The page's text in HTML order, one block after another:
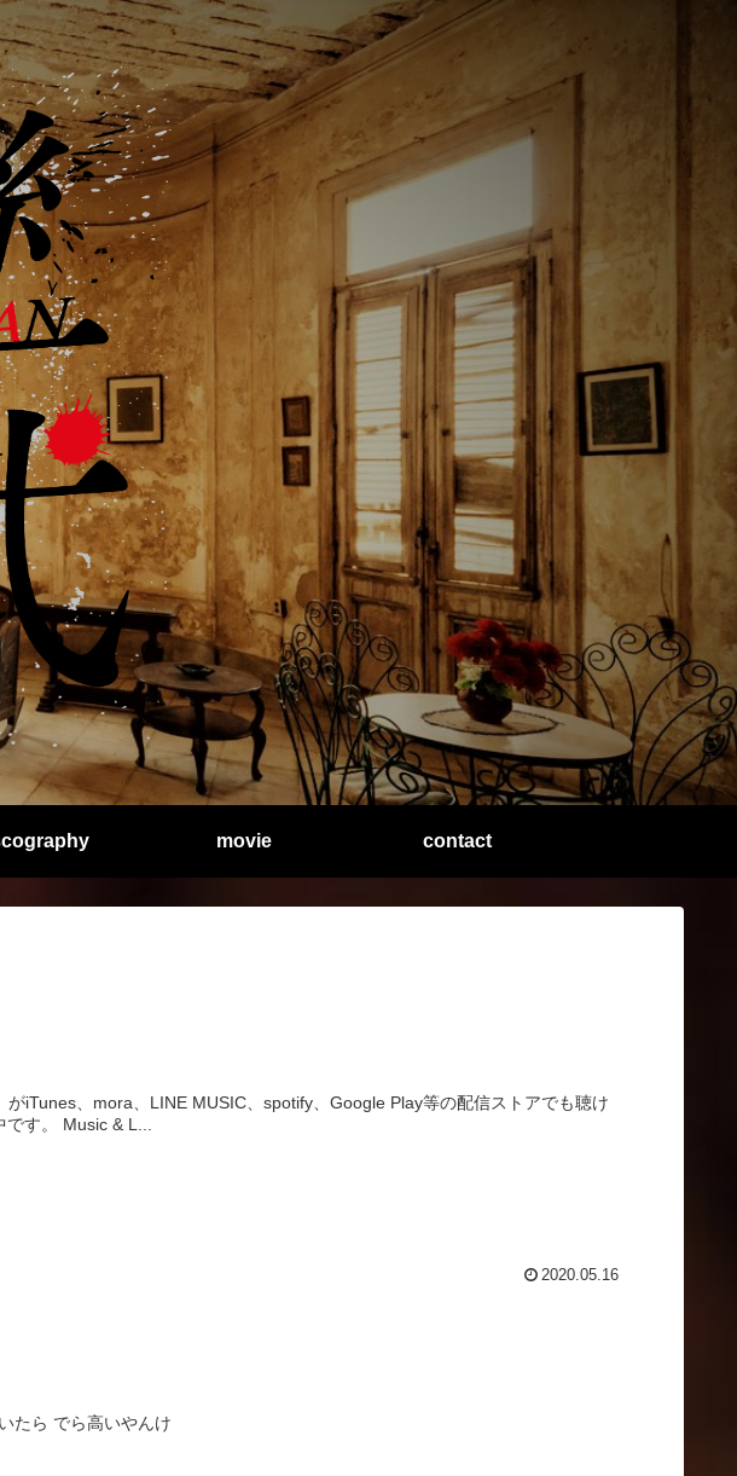
movie contact
iTunes、mora、LINE MUSIC、spotify、Google Play等の配信ストアでも聴け
です。 Music & L...
2020.05.16
たら でら高いやんけ